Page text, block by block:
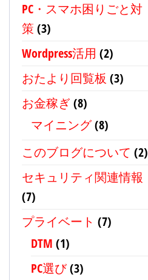
PC・スマホ困りごと対
策 (3)
Wordpress活用 (2)
おたより回覧板 (3)
お金稼ぎ (8)
マイニング(8)
このブログについて (2)
セキュリティ関連情報
(7)
プライベート (7)
DTM (1)
PC選び(3)